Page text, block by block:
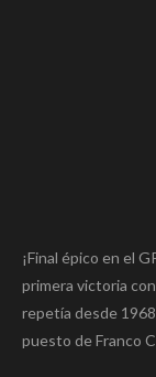
¡Final épico en el
primera victoria
repetía desde
puesto de Franco